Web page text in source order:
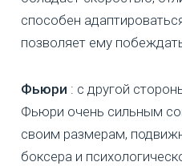
способен
позволяет ему
Фьюри : с другой
Фьюри очень сильным
своим размерам,
боксера и